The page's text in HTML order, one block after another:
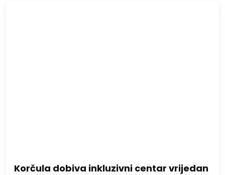
Korčula dobiva inkluzivni centar vrijedan